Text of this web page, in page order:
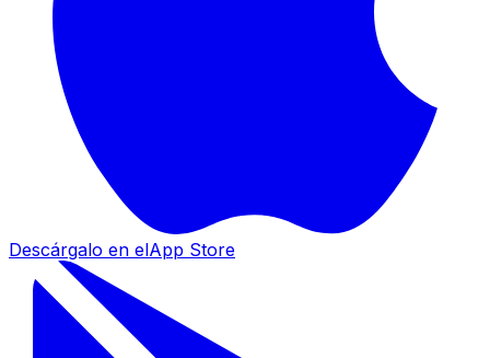
Descárgalo en elApp Store